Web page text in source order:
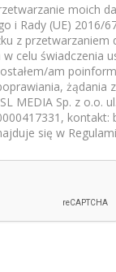
moich
i Rady (UE) 2016/
z
w celu świadczenia
am
żądania
MEDIA Sp. z o.o.
się w